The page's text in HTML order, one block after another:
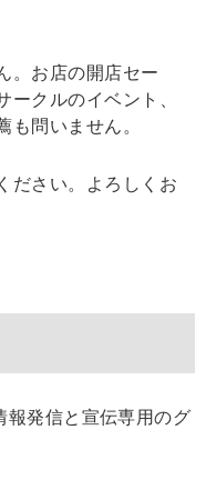
。お店の開店セー
ークルのイベント、
も問いません。
ださい。よろしくお
報発信と宣伝専用のグ